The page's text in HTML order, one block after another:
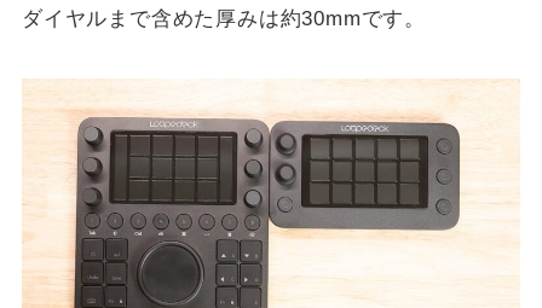
ダイヤルまで含めた厚みは約30mmです。